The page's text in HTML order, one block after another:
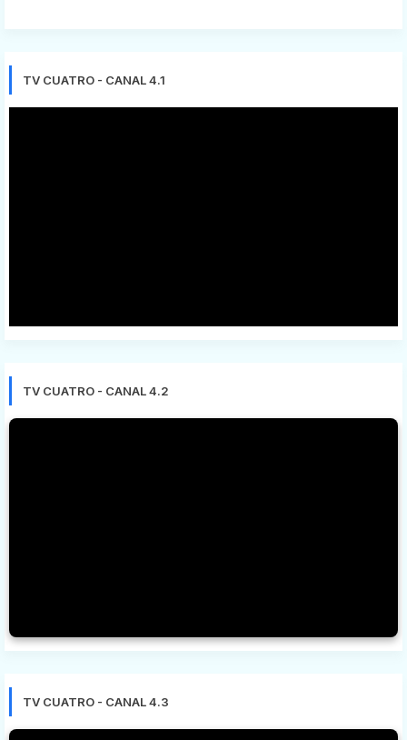
TV CUATRO - CANAL 4.1
TV CUATRO - CANAL 4.2
TV CUATRO - CANAL 4.3